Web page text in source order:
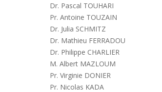
Dr. Pascal TOUHARI
Pr. Antoine TOUZAIN
Dr. Julia SCHMITZ
Dr. Mathieu FERRADOU
Dr. Philippe CHARLIER
M. Albert MAZLOUM
Pr. Virginie DONIER
Pr. Nicolas KADA